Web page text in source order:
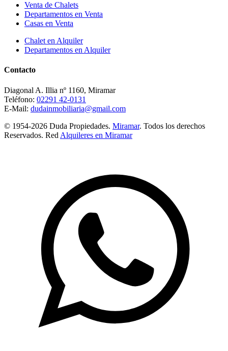
Venta de Chalets
Departamentos en Venta
Casas en Venta
Chalet en Alquiler
Departamentos en Alquiler
Contacto
Diagonal A. Illia nº 1160, Miramar
Teléfono: 02291 42-0131
E-Mail: dudainmobiliaria@gmail.com
© 1954-2026 Duda Propiedades. Miramar. Todos los derechos
Reservados. Red Alquileres en Miramar